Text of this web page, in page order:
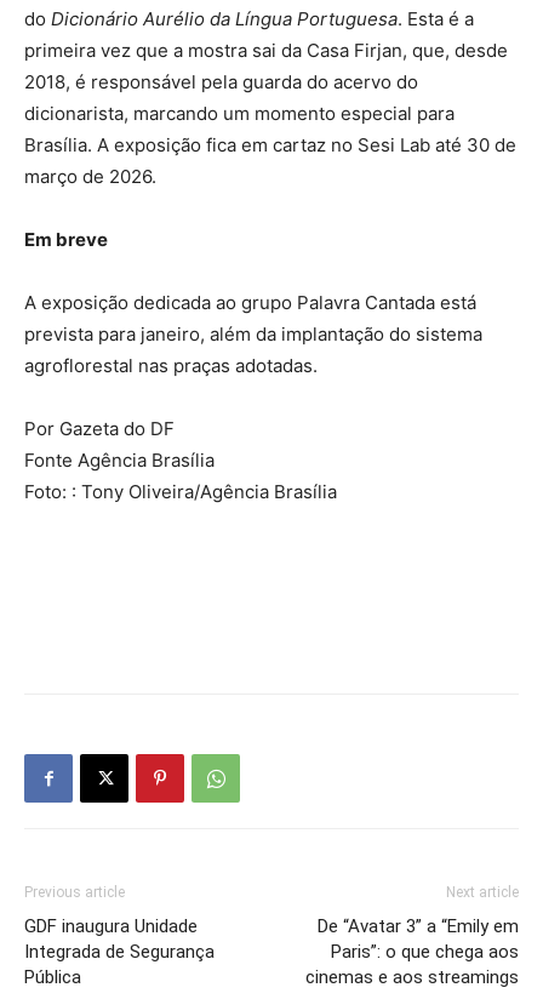
do Dicionário Aurélio da Língua Portuguesa. Esta é a
primeira vez que a mostra sai da Casa Firjan, que, desde
2018, é responsável pela guarda do acervo do
dicionarista, marcando um momento especial para
Brasília. A exposição fica em cartaz no Sesi Lab até 30 de
março de 2026.
Em breve
A exposição dedicada ao grupo Palavra Cantada está
prevista para janeiro, além da implantação do sistema
agroflorestal nas praças adotadas.
Por Gazeta do DF
Fonte Agência Brasília
Foto: : Tony Oliveira/Agência Brasília
Previous article
GDF inaugura Unidade
Integrada de Segurança
Pública
Next article
De “Avatar 3” a “Emily em
Paris”: o que chega aos
cinemas e aos streamings